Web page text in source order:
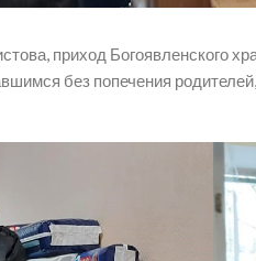
приход Богоявленского
без попечения